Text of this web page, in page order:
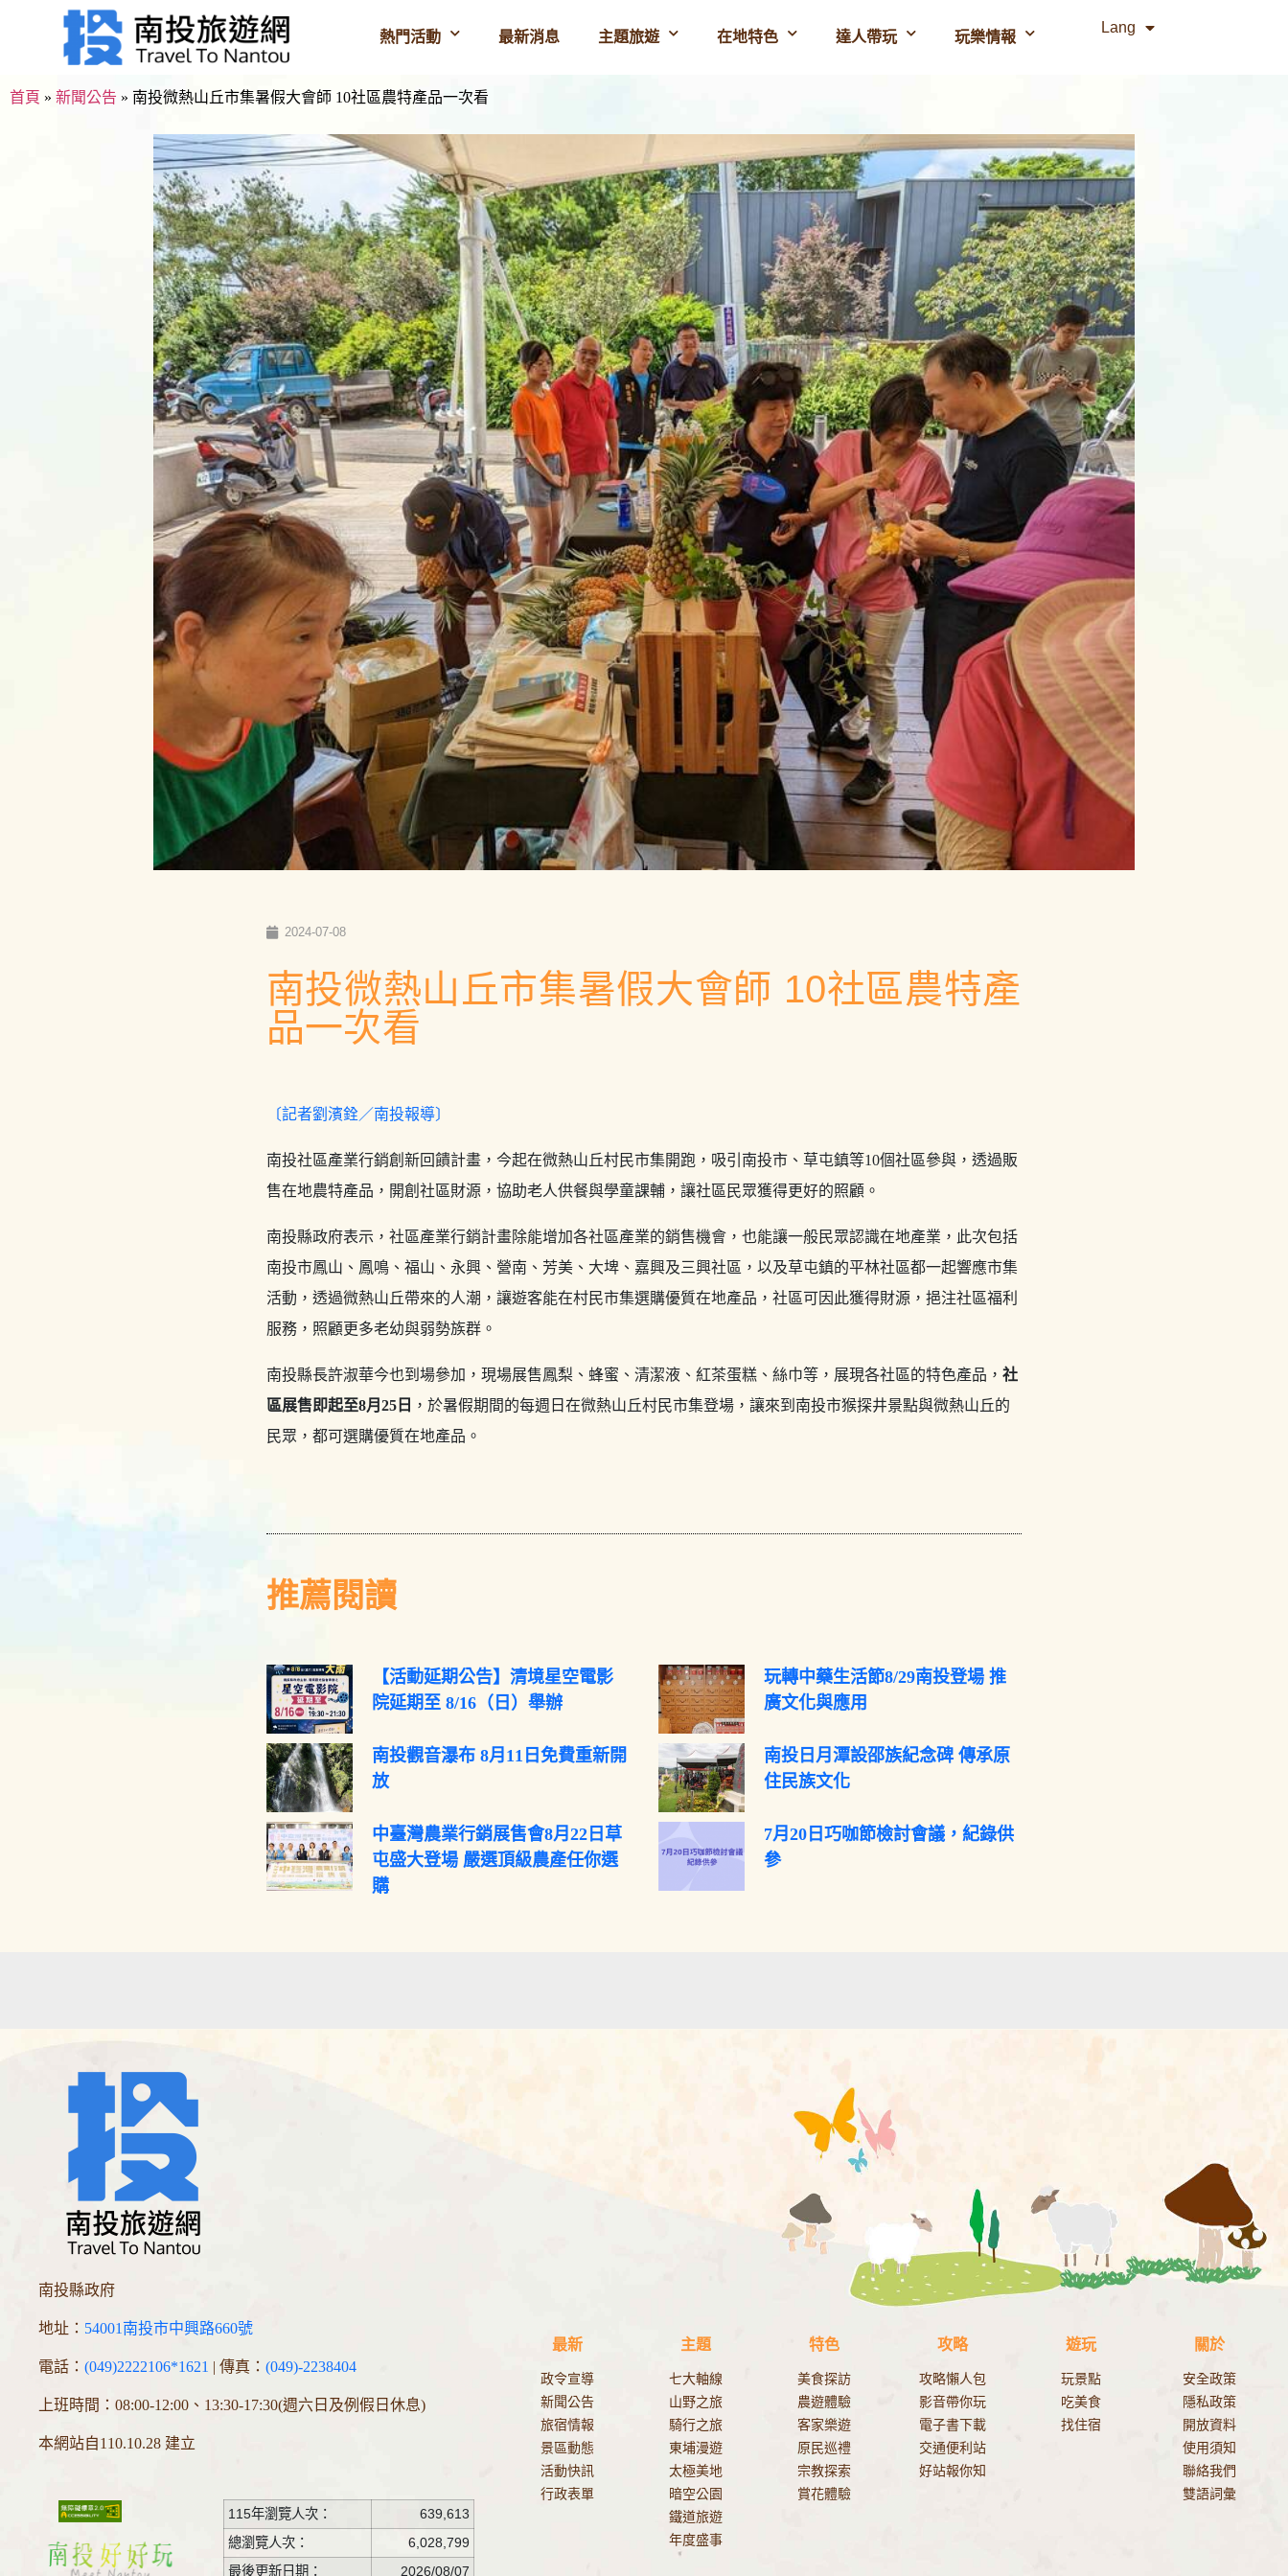
熱門活動 最新消息 主題旅遊 在地特色 達人帶玩 玩樂情報
Lang
首頁 » 新聞公告 » 南投微熱山丘市集暑假大會師 10社區農特產品一次看
2024-07-08
南投微熱山丘市集暑假大會師 10社區農特產
品一次看
〔記者劉濱銓／南投報導〕
南投社區產業行銷創新回饋計畫，今起在微熱山丘村民市集開跑，吸引南投市、草屯鎮等10個社區參與，透過販
售在地農特產品，開創社區財源，協助老人供餐與學童課輔，讓社區民眾獲得更好的照顧。
南投縣政府表示，社區產業行銷計畫除能增加各社區產業的銷售機會，也能讓一般民眾認識在地產業，此次包括
南投市鳳山、鳳鳴、福山、永興、營南、芳美、大埤、嘉興及三興社區，以及草屯鎮的平林社區都一起響應市集
活動，透過微熱山丘帶來的人潮，讓遊客能在村民市集選購優質在地產品，社區可因此獲得財源，挹注社區福利
服務，照顧更多老幼與弱勢族群。
南投縣長許淑華今也到場參加，現場展售鳳梨、蜂蜜、清潔液、紅茶蛋糕、絲巾等，展現各社區的特色產品， 社
區展售即起至8月25日 ，於暑假期間的每週日在微熱山丘村民市集登場，讓來到南投市猴探井景點與微熱山丘的
民眾，都可選購優質在地產品。
推薦閱讀
【活動延期公告】清境星空電影
院延期至 8/16（日）舉辦
玩轉中藥生活節8/29南投登場 推
廣文化與應用
南投觀音瀑布 8月11日免費重新開
放
南投日月潭設邵族紀念碑 傳承原
住民族文化
中臺灣農業行銷展售會8月22日草
屯盛大登場 嚴選頂級農產任你選
購
7月20日巧咖節檢討會議，紀錄供
參
南投縣政府
地址： 54001南投市中興路660號
電話： (049)2222106*1621 | 傳真： (049)-2238404
上班時間：08:00-12:00、13:30-17:30(週六日及例假日休息)
本網站自110.10.28 建立
115年瀏覽人次：
639,613
總瀏覽人次：
6,028,799
最後更新日期：
2026/08/07
最新
政令宣導
新聞公告
旅宿情報
景區動態
活動快訊
行政表單
主題
七大軸線
山野之旅
騎行之旅
東埔漫遊
太極美地
暗空公園
鐵道旅遊
年度盛事
特色
美食探訪
農遊體驗
客家樂遊
原民巡禮
宗教探索
賞花體驗
攻略
攻略懶人包
影音帶你玩
電子書下載
交通便利站
好站報你知
遊玩
玩景點
吃美食
找住宿
關於
安全政策
隱私政策
開放資料
使用須知
聯絡我們
雙語詞彙